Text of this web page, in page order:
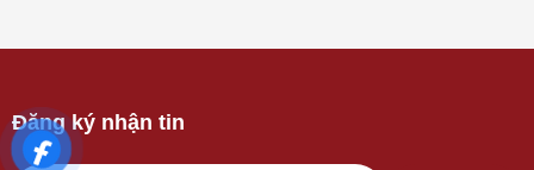
Đăng ký nhận tin